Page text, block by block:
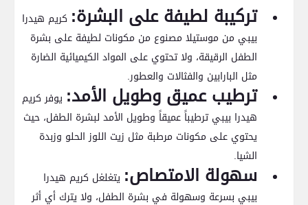
تركيبة لطيفة ⁢على البشرة: كريم هيدرا
بيبي من موستيلا مصنوع من مكونات لطيفة على​ بشرة
الطفل الرقيقة، ولا‍ تحتوي على المواد الكيميائية الضارة
مثل البارابين والفثالات والعطور.
ترطيب عميق وطويل‌ الأمد: يوفر كريم
هيدرا بيبي ترطيباً عميقاً وطويل الأمد ​لبشرة الطفل، حيث
يحتوي على مكونات مرطبة مثل ‌زيت اللوز الحلو وزبدة
الشيا.
سهولة الامتصاص: يتغلغل كريم هيدرا
بيبي بسرعة وسهولة في بشرة الطفل، ولا يترك أي أثر